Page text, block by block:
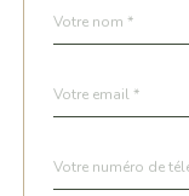
par
*
*
*